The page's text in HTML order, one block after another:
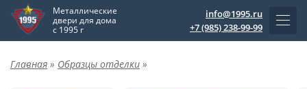
Металлические
двери для дома
с 1995 г
info@1995.ru
+7 (985) 238-99-99
Главная » Образцы отделки »